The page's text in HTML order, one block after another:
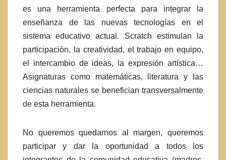
es una herramienta perfecta para integrar la
enseñanza de las nuevas tecnologías en el
sistema educativo actual. Scratch estimulan la
participación, la creatividad, el trabajo en equipo,
el intercambio de ideas, la expresión artística…
Asignaturas como matemáticas, literatura y las
ciencias naturales se benefician transversalmente
de esta herramienta.
No queremos quedarnos al margen, queremos
participar y dar la oportunidad a todos los